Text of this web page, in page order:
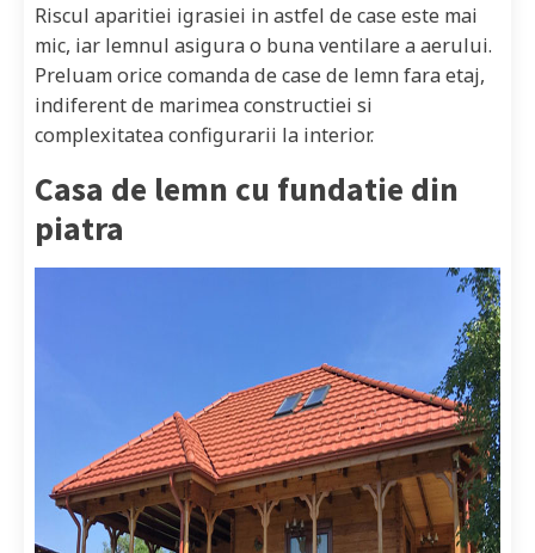
Riscul aparitiei igrasiei in astfel de case este mai
mic, iar lemnul asigura o buna ventilare a aerului.
Preluam orice comanda de case de lemn fara etaj,
indiferent de marimea constructiei si
complexitatea configurarii la interior.
Casa de lemn cu fundatie din
piatra